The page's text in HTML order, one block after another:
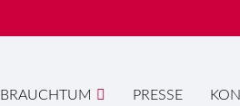
BRAUCHTUM PRESSE